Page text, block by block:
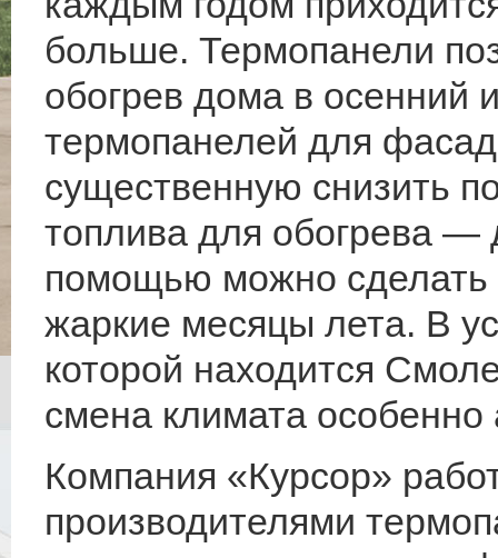
больше. Термопанели
обогрев дома в осенний
термопанелей для
существенную снизить
топлива для обогрева —
помощью можно сделать
жаркие месяцы лета. В
которой находится
смена климата особенно
Компания «Курсор»
производителями